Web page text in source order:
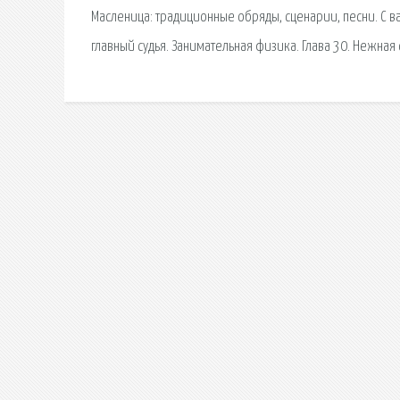
Масленица: традиционные обряды, сценарии, песни. С
главный судья. Занимательная физика. Глава 30.